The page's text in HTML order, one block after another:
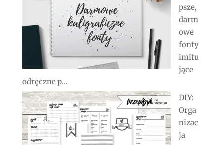
psze,
darm
owe
fonty
imitu
jące
odręczne p...
DIY:
Orga
nizac
ja